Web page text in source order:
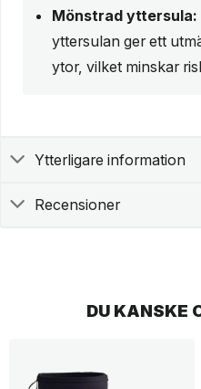
Mönstrad yttersula:
yttersulan ger ett
ytor, vilket minskar
Ytterligare information
Recensioner
DU KANSKE